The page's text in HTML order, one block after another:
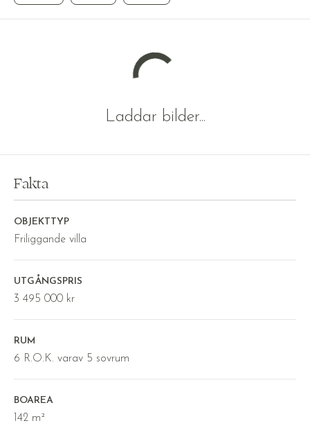
Laddar bilder...
Fakta
OBJEKTTYP
Friliggande villa
UTGÅNGSPRIS
3 495 000 kr
RUM
6 R.O.K. varav 5 sovrum
BOAREA
142 m²